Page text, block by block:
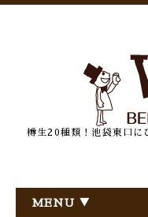
樽生20種類！池袋東口に
MENU ▼